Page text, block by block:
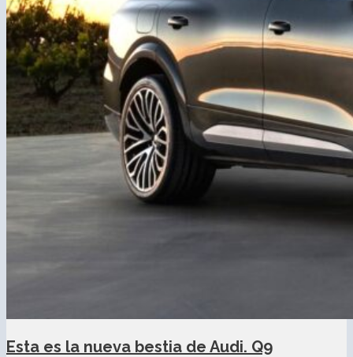
Esta es la nueva bestia de Audi. Q9